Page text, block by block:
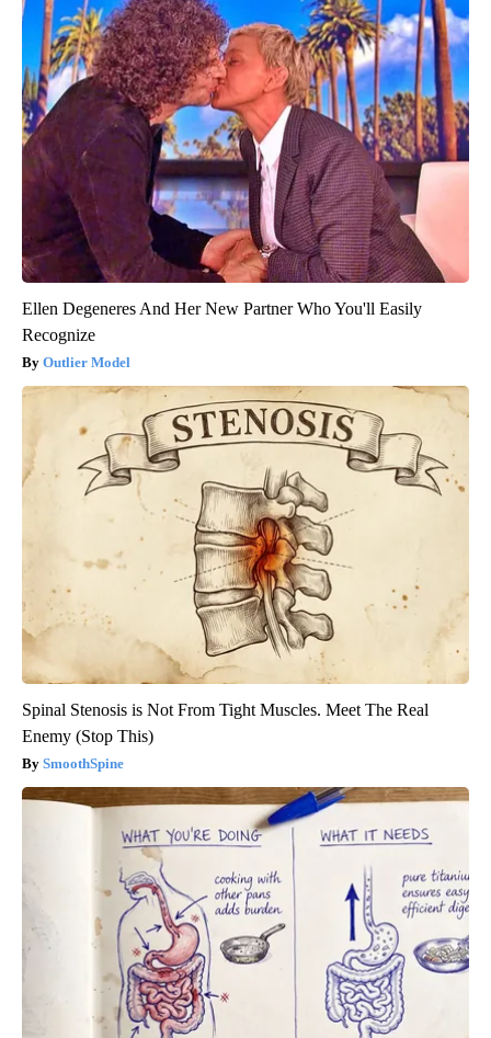
Ellen Degeneres And Her New Partner Who You'll Easily
Recognize
Outlier Model
Spinal Stenosis is Not From Tight Muscles. Meet The Real
Enemy (Stop This)
SmoothSpine